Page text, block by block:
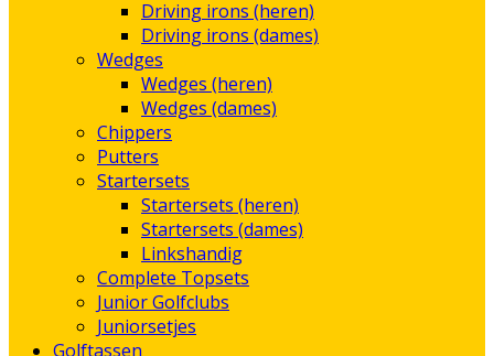
Driving irons (heren)
Driving irons (dames)
Wedges
Wedges (heren)
Wedges (dames)
Chippers
Putters
Startersets
Startersets (heren)
Startersets (dames)
Linkshandig
Complete Topsets
Junior Golfclubs
Juniorsetjes
Golftassen